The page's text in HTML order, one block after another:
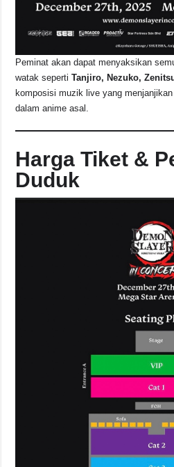
Peminat akan dapat menyaksikan
watak sepertiTanjiro, Nezuko,
komposisi muzik live yang
dalam anime asal.
Harga Tiket &
Duduk